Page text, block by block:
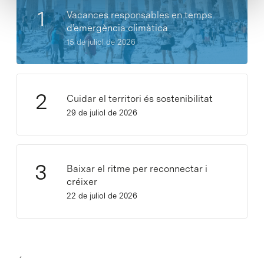
Vacances responsables en temps
d’emergència climàtica
15 de juliol de 2026
Cuidar el territori és sostenibilitat
29 de juliol de 2026
Baixar el ritme per reconnectar i
créixer
22 de juliol de 2026